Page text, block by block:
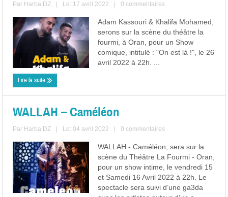
Par Harba DZ Le: 17 avril 2022 0 commentaires
Adam Kassouri & Khalifa Mohamed,
serons sur la scène du théâtre la
fourmi, à Oran, pour un Show
comique, intitulé : "On est là !", le 26
avril 2022 à 22h. ...
Lire la suite
WALLAH – Caméléon
Par Harba DZ Le: 04 avril 2022 0 commentaires
WALLAH - Caméléon, sera sur la
scène du Théâtre La Fourmi - Oran,
pour un show intime, le vendredi 15
et Samedi 16 Avril 2022 à 22h. Le
spectacle sera suivi d’une ga3da